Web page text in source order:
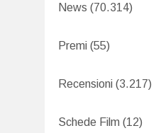
News (70.314)
Premi (55)
Recensioni (3.217)
Schede Film (12)